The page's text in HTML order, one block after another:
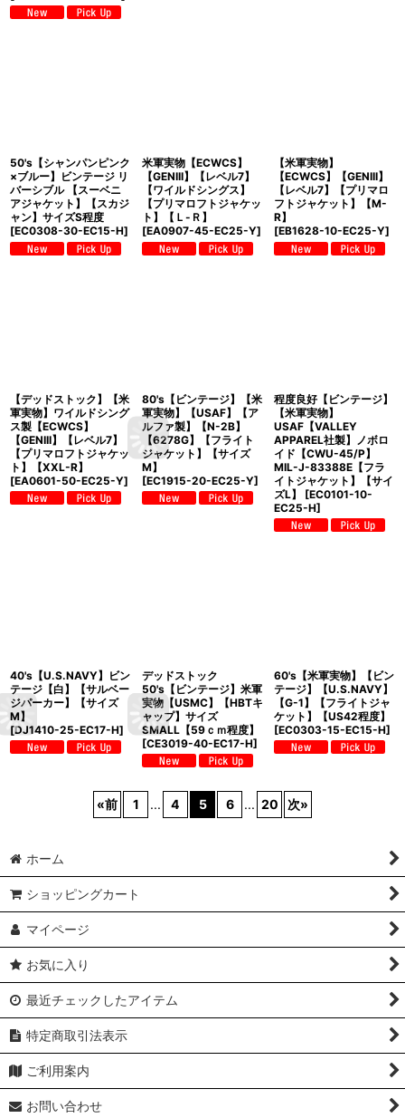
50's【シャンパンピンク
×ブルー】ビンテージ リ
バーシブル 【スーベニ
アジャケット】【スカジ
ャン】サイズS程度
[EC0308-30-EC15-H]
米軍実物【ECWCS】
【GENIII】【レベル7】
【ワイルドシングス】
【プリマロフトジャケッ
ト】【Ｌ-Ｒ】
[EA0907-45-EC25-Y]
【米軍実物】
【ECWCS】【GENIII】
【レベル7】【プリマロ
フトジャケット】【M-
R】
[EB1628-10-EC25-Y]
【デッドストック】【米
軍実物】ワイルドシング
ス製【ECWCS】
【GENIII】【レベル7】
【プリマロフトジャケッ
ト】【XXL-R】
[EA0601-50-EC25-Y]
80's【ビンテージ】【米
軍実物】【USAF】【ア
ルファ製】【N-2B】
【6278G】【フライト
ジャケット】【サイズ
M】
[EC1915-20-EC25-Y]
程度良好【ビンテージ】
【米軍実物】
USAF【VALLEY
APPAREL社製】ノボロ
イド【CWU-45/P】
MIL-J-83388E【フラ
イトジャケット】【サイ
ズL】
[EC0101-10-
EC25-H]
40's【U.S.NAVY】ビン
テージ【白】【サルベー
ジパーカー】【サイズ
M】
[DJ1410-25-EC17-H]
デッドストック
50's【ビンテージ】米軍
実物【USMC】【HBTキ
ャップ】サイズ
SMALL【59ｃｍ程度】
[CE3019-40-EC17-H]
60's【米軍実物】【ビン
テージ】【U.S.NAVY】
【G-1】【フライトジャ
ケット】【US42程度】
[EC0303-15-EC15-H]
«前 1 ... 4 5 6 ... 20 次»
ホーム
ショッピングカート
マイページ
お気に入り
最近チェックしたアイテム
特定商取引法表示
ご利用案内
お問い合わせ